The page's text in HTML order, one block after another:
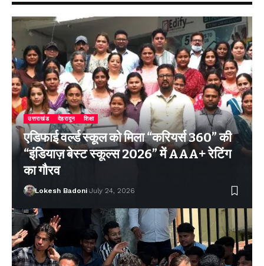
उत्तराखंड देहरादून शिक्षा
एडिफाई वर्ल्ड स्कूल को मिला “करियर्स 360” की
“इंडियाज़ बेस्ट स्कूल्स 2026” में AAA+ रेटिंग
का गौरव
Lokesh Badoni July 24, 2026